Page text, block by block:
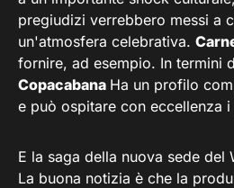
pregiudizi verrebbero messi a
un'atmosfera celebrativa.
fornire, ad esempio. In termini
Copacabana Ha un profilo
e può ospitare con eccellenza
E la saga della nuova sede del
La buona notizia è che la